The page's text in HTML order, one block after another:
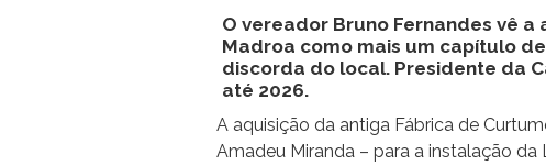
O vereador Bruno Fernandes vê
Madroa como mais um capítulo
discorda do local. Presidente da
até 2026.
A aquisição da antiga Fábrica de
Amadeu Miranda – para a instalação